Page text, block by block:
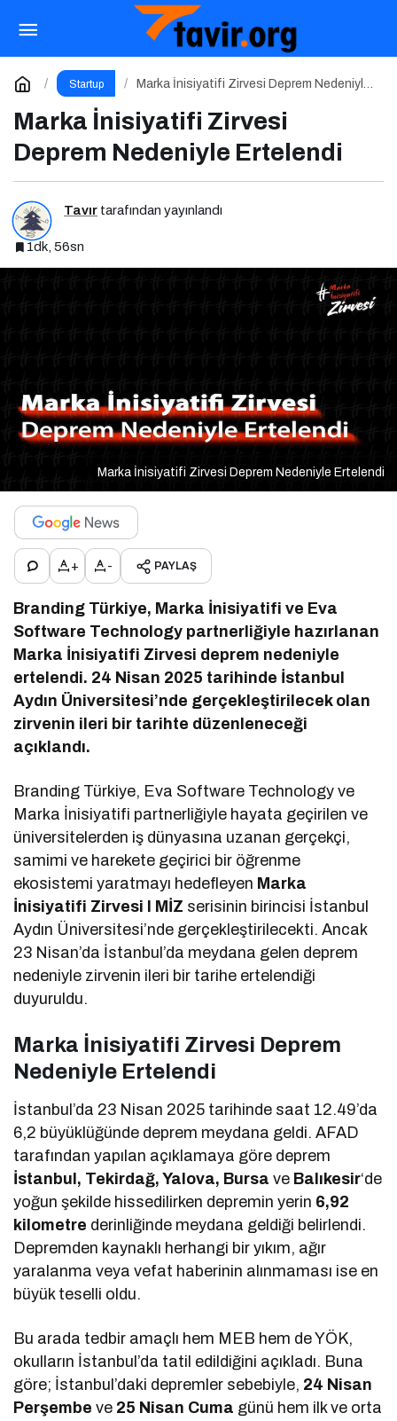
Startup
Marka İnisiyatifi Zirvesi Deprem Nedeniyle
Marka İnisiyatifi Zirvesi
Deprem Nedeniyle Ertelendi
Tavır tarafından yayınlandı
1dk, 56sn
Marka İnisiyatifi Zirvesi Deprem Nedeniyle Ertelendi
+ - PAYLAŞ
Branding Türkiye, Marka İnisiyatifi ve Eva
Software Technology partnerliğiyle hazırlanan
Marka İnisiyatifi Zirvesi deprem nedeniyle
ertelendi. 24 Nisan 2025 tarihinde İstanbul
Aydın Üniversitesi’nde gerçekleştirilecek olan
zirvenin ileri bir tarihte düzenleneceği
açıklandı.
Branding Türkiye, Eva Software Technology ve
Marka İnisiyatifi partnerliğiyle hayata geçirilen ve
üniversitelerden iş dünyasına uzanan gerçekçi,
samimi ve harekete geçirici bir öğrenme
ekosistemi yaratmayı hedefleyen Marka
İnisiyatifi Zirvesi I MİZ serisinin birincisi İstanbul
Aydın Üniversitesi’nde gerçekleştirilecekti. Ancak
23 Nisan’da İstanbul’da meydana gelen deprem
nedeniyle zirvenin ileri bir tarihe ertelendiği
duyuruldu.
Marka İnisiyatifi Zirvesi Deprem
Nedeniyle Ertelendi
İstanbul’da 23 Nisan 2025 tarihinde saat 12.49’da
6,2 büyüklüğünde deprem meydana geldi. AFAD
tarafından yapılan açıklamaya göre deprem
İstanbul, Tekirdağ, Yalova, Bursa ve Balıkesir‘de
yoğun şekilde hissedilirken depremin yerin 6,92
kilometre derinliğinde meydana geldiği belirlendi.
Depremden kaynaklı herhangi bir yıkım, ağır
yaralanma veya vefat haberinin alınmaması ise en
büyük teselli oldu.
Bu arada tedbir amaçlı hem MEB hem de YÖK,
okulların İstanbul’da tatil edildiğini açıkladı. Buna
göre; İstanbul’daki depremler sebebiyle, 24 Nisan
Perşembeve 25 Nisan Cuma günü hem ilk ve orta
Marmara Careership, Genç Yetenekleri
Geleceğin İş Dünyasıyla Buluşturuyor!
Yorum Yap